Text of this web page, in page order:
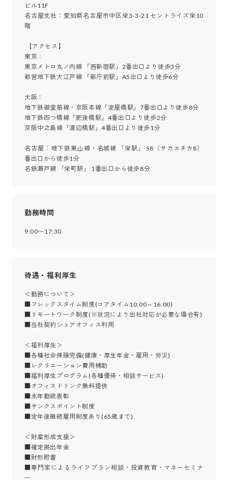
ビル11F
名古屋支社：愛知県名古屋市中区栄3-3-21 セントライズ栄10
階
東京：
東京メトロ丸ノ内線 「西新宿駅」2番出口より徒歩3分
都営地下鉄大江戸線 「都庁前駅」A5出口より徒歩6分
大阪：
地下鉄御堂筋線・京阪本線「淀屋橋駅」7番出口より徒歩8分
地下鉄四つ橋線「肥後橋駅」4番出口より徒歩2分
京阪中之島線「渡辺橋駅」4番出口より徒歩1分
名古屋：地下鉄東山線・名城線 「栄駅」 S8（サカエチカ8）
番出口から徒歩1分
名鉄瀬戸線 「栄町駅」 1番出口から徒歩8分
勤務時間
9:00〜17:30
待遇・福利厚生
＜勤務について＞
■フレックスタイム制度(コアタイム10:00～16:00)
■リモートワーク制度(※状況により出社対応が必要な場合有)
■当社契約シェアオフィス利用
＜福利厚生＞
■各種社会保険完備(健康・厚生年金・雇用・労災)
■レクリエーション費用補助
■福利厚生プログラム(各種優待・相談サービス)
■オフィスドリンク無料提供
■永年勤続表彰
■サンクスポイント制度
■定年後継続雇用制度あり(65歳まで)
＜財産形成支援＞
■確定拠出年金
■財形貯蓄
■専門家によるライフプラン相談・投資教育・マネーセミナ
ー